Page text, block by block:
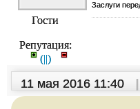
Гости
Репутация:
(||)
Заслуги
11 мая 2016 11:40